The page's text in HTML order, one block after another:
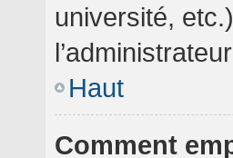
université,
Haut
Comment